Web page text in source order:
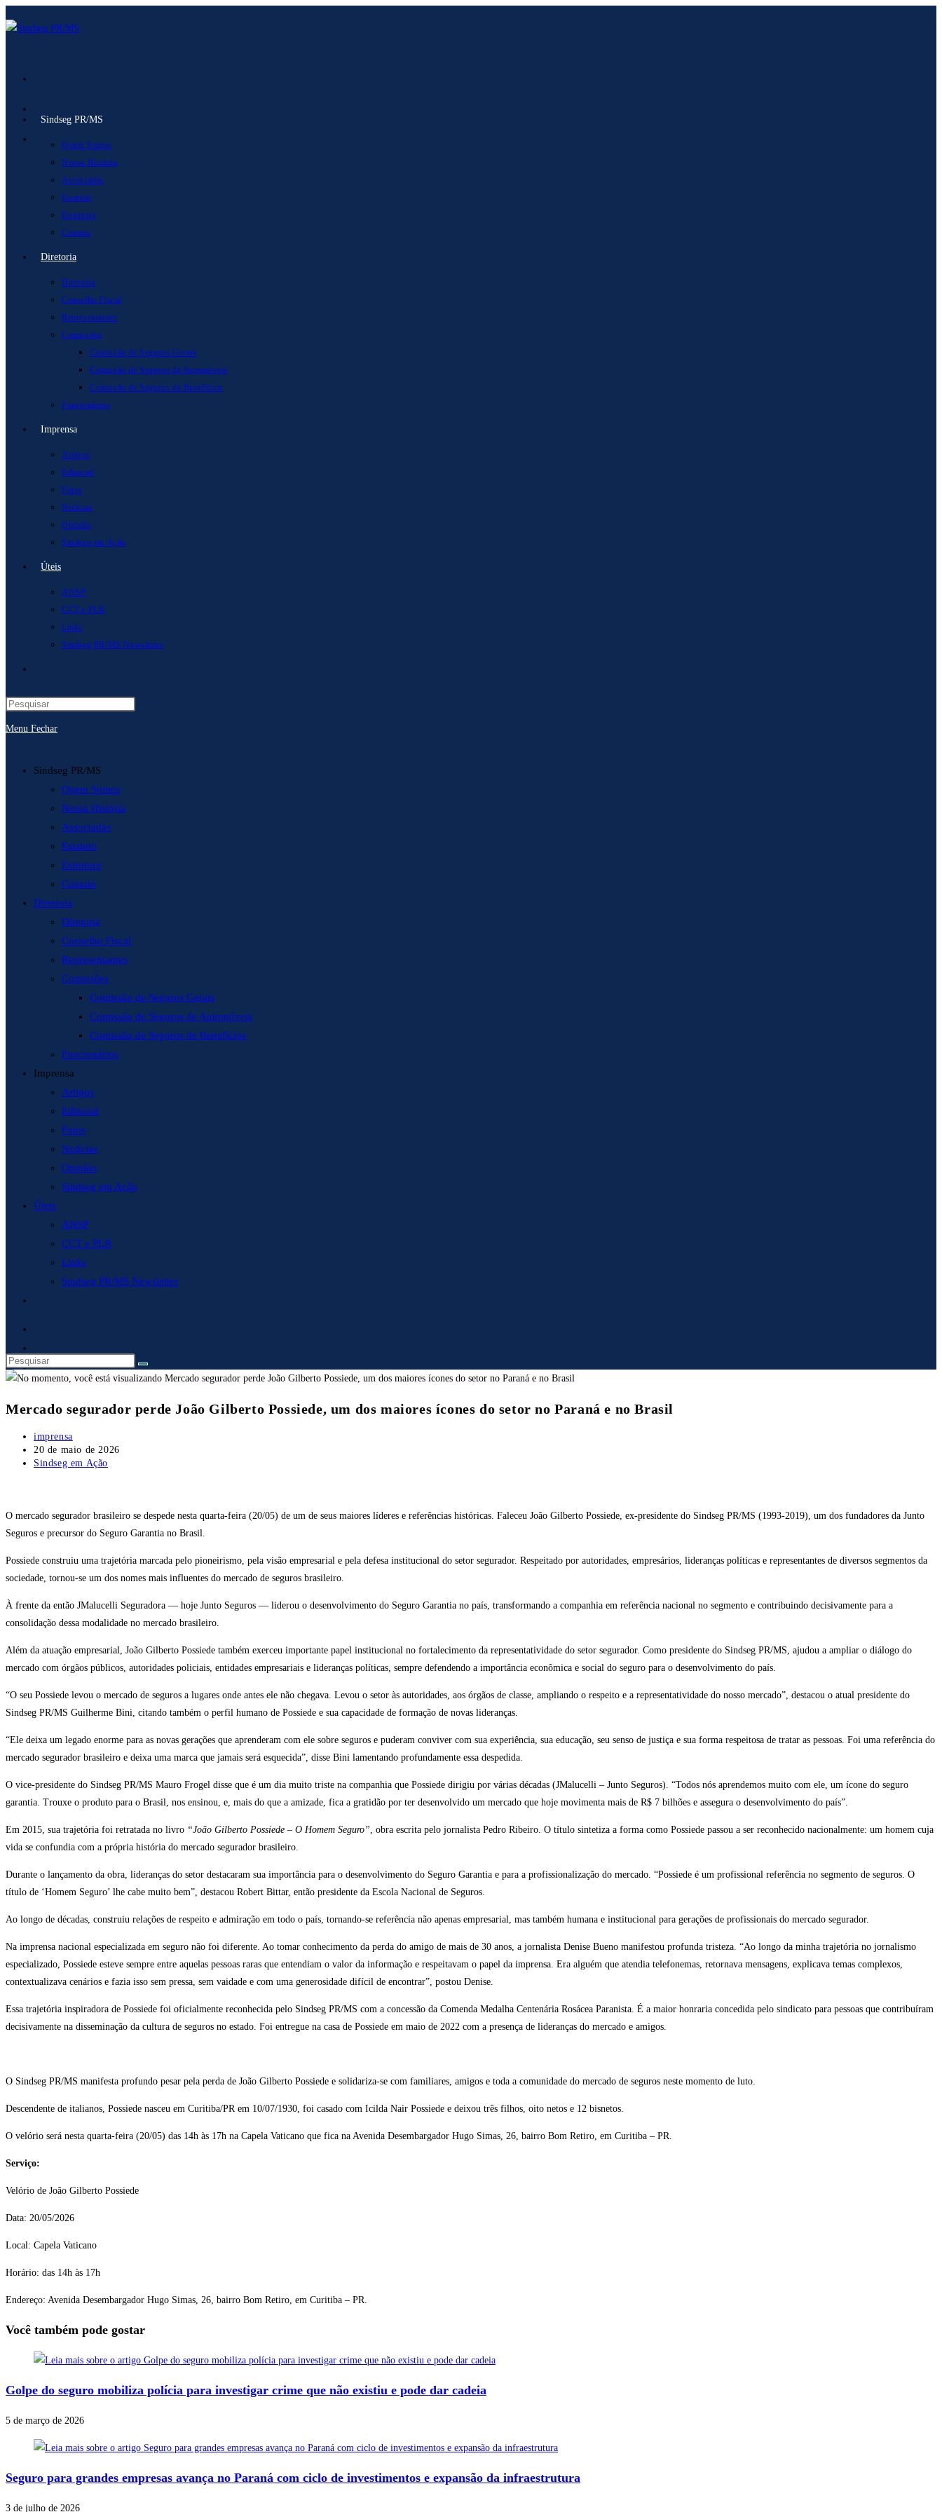
para
Sindseg PR/MS
Quem Somos
Nossa História
Associadas
Estatuto
Estrutura
Contato
Diretoria
Diretoria
Conselho Fiscal
Representantes
Comissões
Comissão de Seguros Gerais
Comissão de Seguros de Automóveis
Comissão de Seguros de Benefícios
Funcionários
Imprensa
Artigos
Editorial
Fotos
Notícias
Opinião
Sindseg em Ação
Úteis
ANSP
CCT e PLR
Links
Sindseg PR/MS Newsletter
pesquisa
do
site
Menu Fechar
Sindseg PR/MS
Quem Somos
Nossa História
Associadas
Estatuto
Estrutura
Contato
Diretoria
Diretoria
Conselho Fiscal
Representantes
Comissões
Comissão de Seguros Gerais
Comissão de Seguros de Automóveis
Comissão de Seguros de Benefícios
Funcionários
Imprensa
Artigos
Editorial
Fotos
Notícias
Opinião
Sindseg em Ação
Úteis
ANSP
CCT e PLR
Links
Sindseg PR/MS Newsletter
site
Mercado segurador perde João Gilberto Possiede, um dos maiores ícones do setor no Paraná e no Brasil
Autor
do
post:
imprensa
Post
publicado:
20 de maio de 2026
Categoria
Sindseg em Ação
O mercado segurador brasileiro se despede nesta quarta-feira (20/05) de um de seus maiores líderes e referências históricas. Faleceu João Gilberto Possiede, ex-presidente do Sindseg PR/MS (1993-2019), um dos fundadores da Junto
Seguros e precursor do Seguro Garantia no Brasil.
Possiede construiu uma trajetória marcada pelo pioneirismo, pela visão empresarial e pela defesa institucional do setor segurador. Respeitado por autoridades, empresários, lideranças políticas e representantes de diversos segmentos da
sociedade, tornou-se um dos nomes mais influentes do mercado de seguros brasileiro.
À frente da então JMalucelli Seguradora — hoje Junto Seguros — liderou o desenvolvimento do Seguro Garantia no país, transformando a companhia em referência nacional no segmento e contribuindo decisivamente para a
consolidação dessa modalidade no mercado brasileiro.
Além da atuação empresarial, João Gilberto Possiede também exerceu importante papel institucional no fortalecimento da representatividade do setor segurador. Como presidente do Sindseg PR/MS, ajudou a ampliar o diálogo do
mercado com órgãos públicos, autoridades policiais, entidades empresariais e lideranças políticas, sempre defendendo a importância econômica e social do seguro para o desenvolvimento do país.
“O seu Possiede levou o mercado de seguros a lugares onde antes ele não chegava. Levou o setor às autoridades, aos órgãos de classe, ampliando o respeito e a representatividade do nosso mercado”, destacou o atual presidente do
Sindseg PR/MS Guilherme Bini, citando também o perfil humano de Possiede e sua capacidade de formação de novas lideranças.
“Ele deixa um legado enorme para as novas gerações que aprenderam com ele sobre seguros e puderam conviver com sua experiência, sua educação, seu senso de justiça e sua forma respeitosa de tratar as pessoas. Foi uma referência do
mercado segurador brasileiro e deixa uma marca que jamais será esquecida”, disse Bini lamentando profundamente essa despedida.
O vice-presidente do Sindseg PR/MS Mauro Frogel disse que é um dia muito triste na companhia que Possiede dirigiu por várias décadas (JMalucelli – Junto Seguros). “Todos nós aprendemos muito com ele, um ícone do seguro
garantia. Trouxe o produto para o Brasil, nos ensinou, e, mais do que a amizade, fica a gratidão por ter desenvolvido um mercado que hoje movimenta mais de R$ 7 bilhões e assegura o desenvolvimento do país”.
Em 2015, sua trajetória foi retratada no livro “João Gilberto Possiede – O Homem Seguro”, obra escrita pelo jornalista Pedro Ribeiro. O título sintetiza a forma como Possiede passou a ser reconhecido nacionalmente: um homem cuja
vida se confundia com a própria história do mercado segurador brasileiro.
Durante o lançamento da obra, lideranças do setor destacaram sua importância para o desenvolvimento do Seguro Garantia e para a profissionalização do mercado. “Possiede é um profissional referência no segmento de seguros. O
título de ‘Homem Seguro’ lhe cabe muito bem”, destacou Robert Bittar, então presidente da Escola Nacional de Seguros.
Ao longo de décadas, construiu relações de respeito e admiração em todo o país, tornando-se referência não apenas empresarial, mas também humana e institucional para gerações de profissionais do mercado segurador.
Na imprensa nacional especializada em seguro não foi diferente. Ao tomar conhecimento da perda do amigo de mais de 30 anos, a jornalista Denise Bueno manifestou profunda tristeza. “Ao longo da minha trajetória no jornalismo
especializado, Possiede esteve sempre entre aquelas pessoas raras que entendiam o valor da informação e respeitavam o papel da imprensa. Era alguém que atendia telefonemas, retornava mensagens, explicava temas complexos,
contextualizava cenários e fazia isso sem pressa, sem vaidade e com uma generosidade difícil de encontrar”, postou Denise.
Essa trajetória inspiradora de Possiede foi oficialmente reconhecida pelo Sindseg PR/MS com a concessão da Comenda Medalha Centenária Rosácea Paranista. É a maior honraria concedida pelo sindicato para pessoas que contribuíram
decisivamente na disseminação da cultura de seguros no estado. Foi entregue na casa de Possiede em maio de 2022 com a presença de lideranças do mercado e amigos.
O Sindseg PR/MS manifesta profundo pesar pela perda de João Gilberto Possiede e solidariza-se com familiares, amigos e toda a comunidade do mercado de seguros neste momento de luto.
Descendente de italianos, Possiede nasceu em Curitiba/PR em 10/07/1930, foi casado com Icilda Nair Possiede e deixou três filhos, oito netos e 12 bisnetos.
O velório será nesta quarta-feira (20/05) das 14h às 17h na Capela Vaticano que fica na Avenida Desembargador Hugo Simas, 26, bairro Bom Retiro, em Curitiba – PR.
Serviço:
Velório de João Gilberto Possiede
Data: 20/05/2026
Local: Capela Vaticano
Horário: das 14h às 17h
Endereço: Avenida Desembargador Hugo Simas, 26, bairro Bom Retiro, em Curitiba – PR.
Você também pode gostar
Golpe do seguro mobiliza polícia para investigar crime que não existiu e pode dar cadeia
5 de março de 2026
Seguro para grandes empresas avança no Paraná com ciclo de investimentos e expansão da infraestrutura
3 de julho de 2026